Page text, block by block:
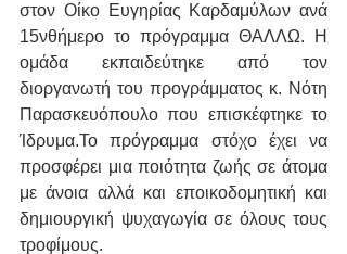
στον Οίκο Ευγηρίας Καρδαμύλων ανά
15νθήμερο το πρόγραμμα ΘΑΛΛΩ. Η
ομάδα εκπαιδεύτηκε από τον
διοργανωτή του προγράμματος κ. Νότη
Παρασκευόπουλο που επισκέφτηκε το
Ίδρυμα.Το πρόγραμμα στόχο έχει να
προσφέρει μια ποιότητα ζωής σε άτομα
με άνοια αλλά και εποικοδομητική και
δημιουργική ψυχαγωγία σε όλους τους
τροφίμους.